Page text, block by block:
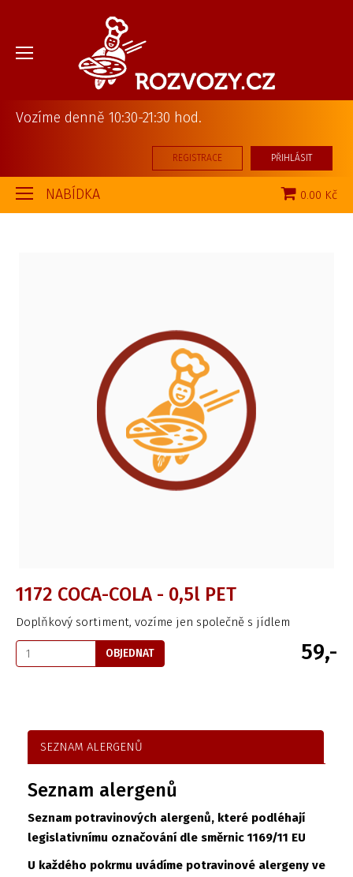
Vozíme denně 10:30-21:30 hod.
REGISTRACE PŘIHLÁSIT
NABÍDKA 0.00 Kč
1172 COCA-COLA - 0,5l PET
Doplňkový sortiment, vozíme jen společně s jídlem
OBJEDNAT 59,-
SEZNAM ALERGENŮ
Seznam alergenů
Seznam potravinových alergenů, které podléhají
legislativnímu označování dle směrnic 1169/11 EU
U každého pokrmu uvádíme potravinové alergeny ve